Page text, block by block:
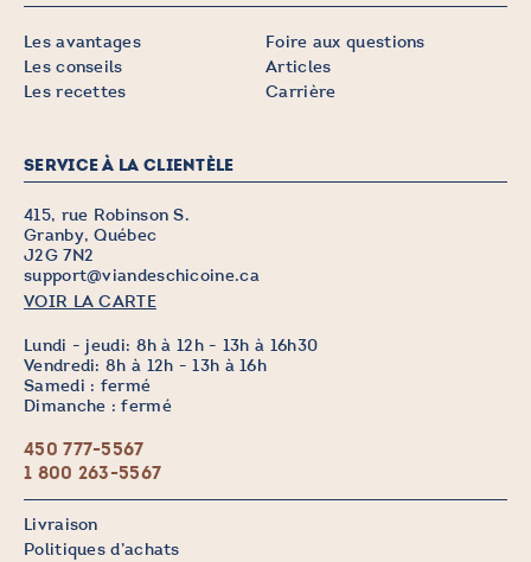
Les avantages
Les conseils
Les recettes
Foire aux questions
Articles
Carrière
SERVICE À LA CLIENTÈLE
415, rue Robinson S.
Granby, Québec
J2G 7N2
support@viandeschicoine.ca
VOIR LA CARTE
Lundi - jeudi: 8h à 12h - 13h à 16h30
Vendredi: 8h à 12h - 13h à 16h
Samedi : fermé
Dimanche : fermé
450 777-5567
1 800 263-5567
Livraison
Politiques d’achats